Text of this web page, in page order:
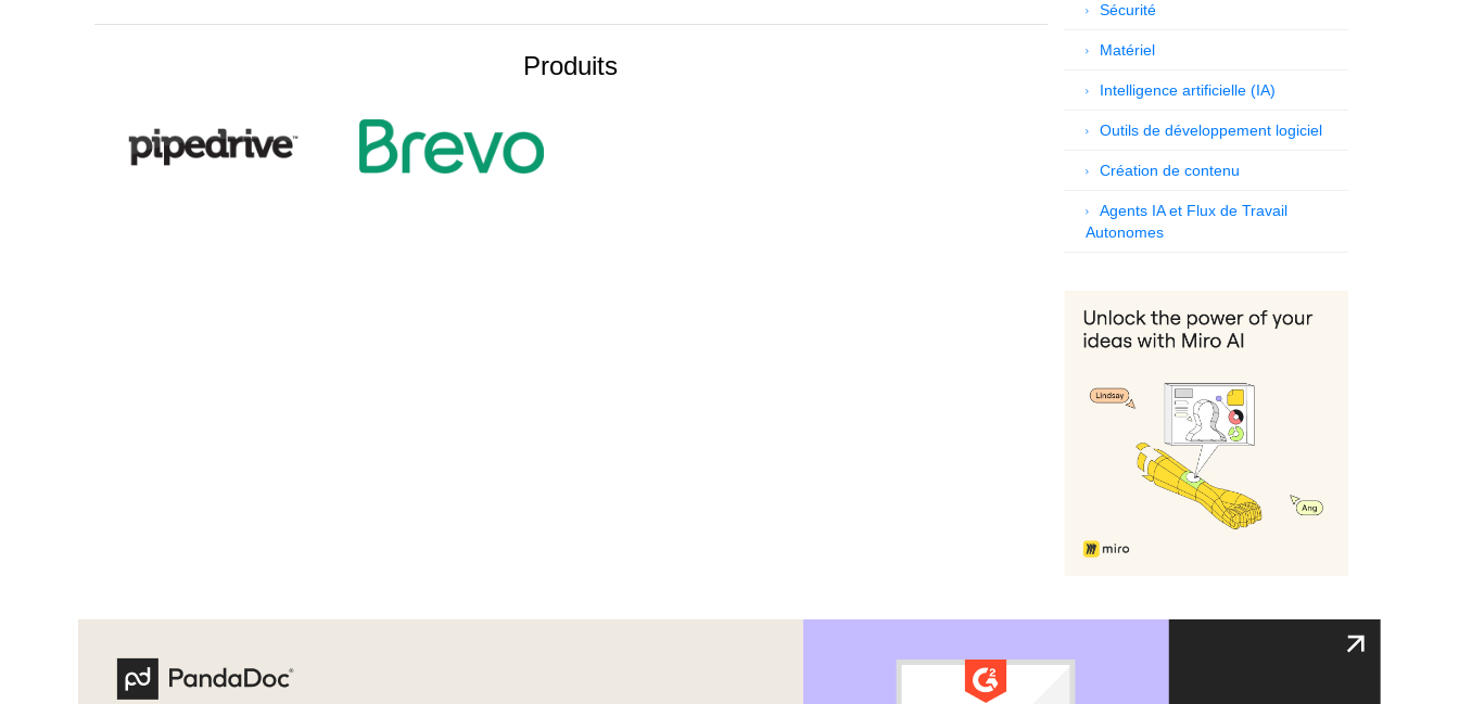
Produits
Sécurité
Matériel
Intelligence artificielle (IA)
Outils de développement logiciel
Création de contenu
Agents IA et Flux de Travail
Autonomes